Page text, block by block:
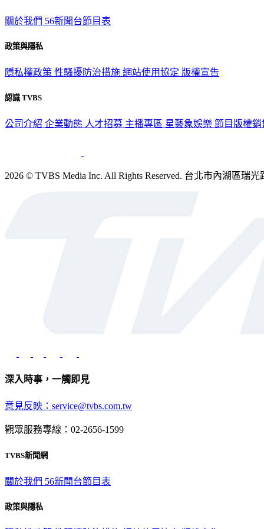
關於我們 56新聞台節目表
政策與隱私
隱私權政策 性騷擾防治措施 網站使用協定 版權宣告
認識 TVBS
公司介紹 企業動態 人才招募 主播專區 星藝象娛樂 節目版權
2026 © TVBS Media Inc. All Rights Reserved. 台北市內湖區瑞
深入時事，一觸即見
意見反映：service@tvbs.com.tw
觀眾服務專線：02-2656-1599
TVBS新聞網
關於我們 56新聞台節目表
政策與隱私